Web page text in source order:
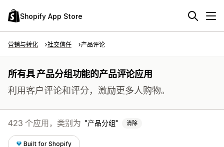
Shopify App Store
营销与转化 社交信任 产品评论
所有具 产品分组功能的产品评论应用
利用客户评论和评分，激励更多人购物。
423 个应用，类别为 产品分组 清除
Built for Shopify